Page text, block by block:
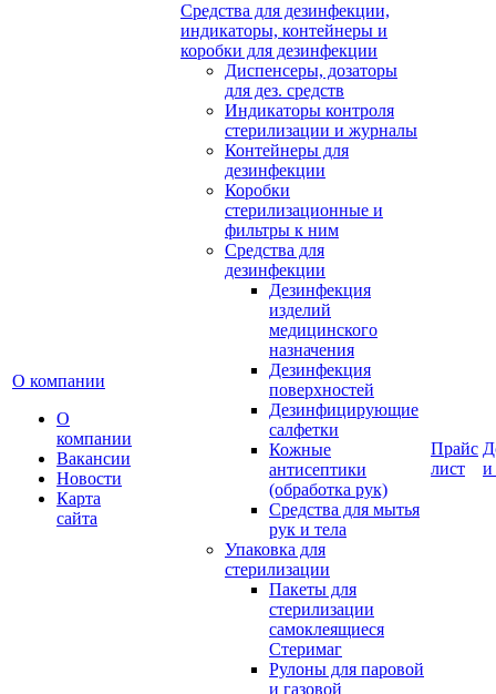
О компании
О
компании
Вакансии
Новости
Карта
сайта
Средства для дезинфекции,
индикаторы, контейнеры и
коробки для дезинфекции
Диспенсеры, дозаторы
для дез. средств
Индикаторы контроля
стерилизации и журналы
Контейнеры для
дезинфекции
Коробки
стерилизационные и
фильтры к ним
Средства для
дезинфекции
Дезинфекция
изделий
медицинского
назначения
Дезинфекция
поверхностей
Дезинфицирующие
салфетки
Кожные
антисептики
(обработка рук)
Средства для мытья
рук и тела
Упаковка для
стерилизации
Пакеты для
стерилизации
самоклеящиеся
Стеримаг
Рулоны для паровой
и газовой
Прайс
лист
и